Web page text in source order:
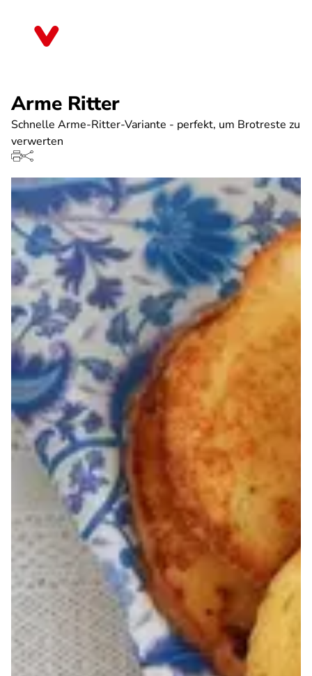
Arme Ritter
Schnelle Arme-Ritter-Variante - perfekt, um Brotreste zu
verwerten